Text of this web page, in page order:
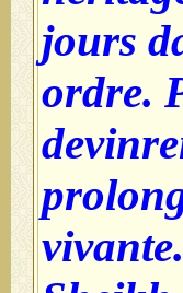
jours
ordre.